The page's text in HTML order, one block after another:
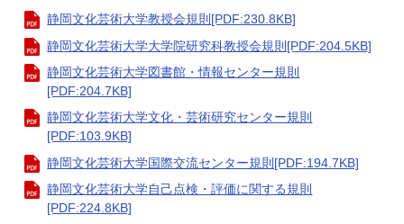
静岡文化芸術大学教授会規則[PDF:230.8KB]
静岡文化芸術大学大学院研究科教授会規則[PDF:204.5KB]
静岡文化芸術大学図書館・情報センター規則
[PDF:204.7KB]
静岡文化芸術大学文化・芸術研究センター規則
[PDF:103.9KB]
静岡文化芸術大学国際交流センター規則[PDF:194.7KB]
静岡文化芸術大学自己点検・評価に関する規則
[PDF:224.8KB]